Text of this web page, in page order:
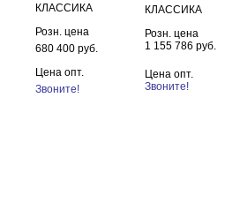
КЛАССИКА
КЛАССИКА
Розн. цена
680 400 руб.
Розн. цена
1 155 786 руб.
Цена опт.
Звоните!
Цена опт.
Звоните!